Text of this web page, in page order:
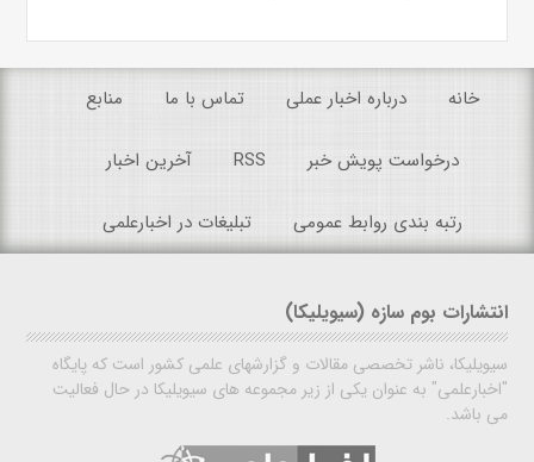
خانه درباره اخبار عملی تماس با ما منابع
درخواست پویش خبر RSS آخرین اخبار
رتبه بندی روابط عمومی تبلیغات در اخبارعلمی
انتشارات بوم سازه (سیویلیکا)
سیویلیکا، ناشر تخصصی مقالات و گزارشهای علمی کشور است که پایگاه
"اخبارعلمی" به عنوان یکی از زیر مجموعه های سیویلیکا در حال فعالیت
می باشد.